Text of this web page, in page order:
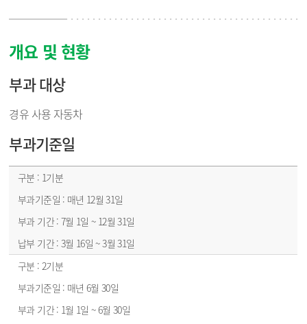
개요 및 현황
부과 대상
경유 사용 자동차
부과기준일
1기분
매년 12월 31일
7월 1일 ~ 12월 31일
3월 16일 ~ 3월 31일
2기분
매년 6월 30일
1월 1일 ~ 6월 30일